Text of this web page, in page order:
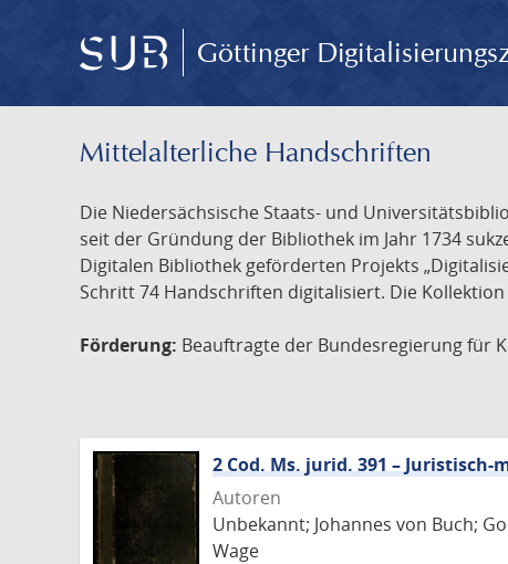
Göttinger
Mittelalterliche Handschriften
Die Niedersächsische Staats- und
seit der Gründung der Bibliothek im Jahr 1734
Digitalen Bibliothek geförderten Projekts
Schritt 74 Handschriften digitalisiert. Die
Förderung: Beauftragte der Bundesregierung für
2 Cod. Ms. jurid. 391 –
Autoren
Unbekannt; Johannes von Buch;
Wage